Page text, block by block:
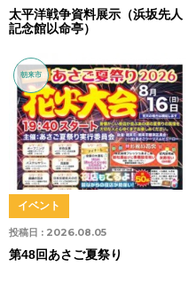
太平洋戦争資料展示（浜坂先人
記念館以命亭）
朝来市
投稿日 : 2026.08.05
イベント
第48回あさご夏祭り